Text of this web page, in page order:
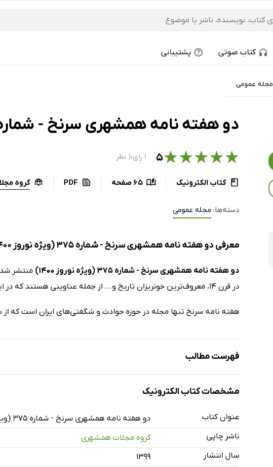
کتاب صوتی پشتیبانی
مجله عمومی
دو هفته نامه همشهری سرنخ - شماره 375 (ویژه نوروز
★
★
★
★
★۵ ۱ رای ● ۱ نظر
کتاب الکترونیک 65 صفحه PDF گروه
دسته‌ها: مجله عمومی
معرفی دو هفته نامه همشهری سرنخ - شماره 375 (ویژه نوروز 1400)
دو هفته نامه همشهری سرنخ - شماره 375 (ویژه نوروز 1400)
در قرن 14، معروف‌ترین خونریزان تاریخ و... از جمله عناوینی هستند که در این شماره از مجله می‌خوانید.
هفته نامه سرنخ تنها مجله در حوزه حوادث و شگفتی‌های ایران است که
فهرست مطالب
معروف‌ترین خونریزان تاریخ
رخدادها و رویدادهای ایران در قرن 14
و غم‌هایی که فراموش نمی‌شود
خبرهای خوب و نویدبخش 1399
مشخصات کتاب الکترونیک
عنوان کتاب
دو هفته نامه همشهری سرنخ - شماره 375 (ویژه نوروز 1400)
ناشر چاپی
گروه مجلات همشهری
سال انتشار
۱۳۹۹